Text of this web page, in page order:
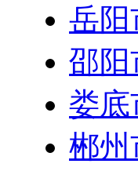
岳阳
邵阳
娄底
郴州